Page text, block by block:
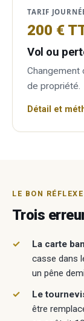
TARIF
200 €
Vol ou
Changement
de propriété.
Détail et
LE BON RÉFLEXE
Trois
La carte
casse dans
un pêne
Le
être